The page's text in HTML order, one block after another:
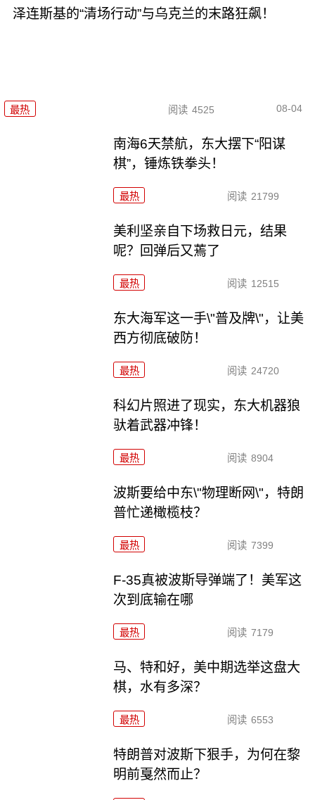
泽连斯基的“清场行动”与乌克兰的末路狂飙！
最热 阅读 4525 08-04
南海6天禁航，东大摆下“阳谋
棋”，锤炼铁拳头！
最热 阅读 21799
美利坚亲自下场救日元，结果
呢？回弹后又蔫了
最热 阅读 12515
东大海军这一手\"普及牌\"，让美
西方彻底破防！
最热 阅读 24720
科幻片照进了现实，东大机器狼
驮着武器冲锋！
最热 阅读 8904
波斯要给中东\"物理断网\"，特朗
普忙递橄榄枝？
最热 阅读 7399
F-35真被波斯导弹端了！美军这
次到底输在哪
最热 阅读 7179
马、特和好，美中期选举这盘大
棋，水有多深？
最热 阅读 6553
特朗普对波斯下狠手，为何在黎
明前戛然而止？